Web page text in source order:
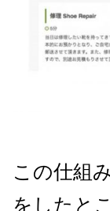
この仕組
をしたと